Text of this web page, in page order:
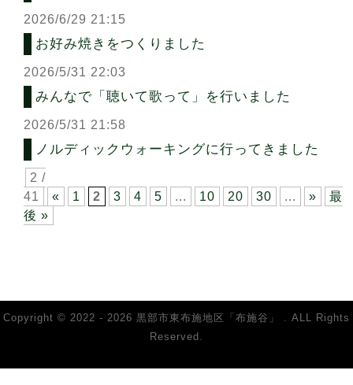
2026/6/29 21:15
お好み焼きをつくりました
2026/5/31 22:03
みんなで「聴いて歌って」を行いました
2026/5/31 21:58
ノルディックウォーキングに行ってきました
2 /
41
« 1 2 3 4 5 ... 10 20 30 ... »
最
後 »
Copyright © 2022 - 2026 黒部市東布施地区「布施谷」 . ALL Rights
Reserved.